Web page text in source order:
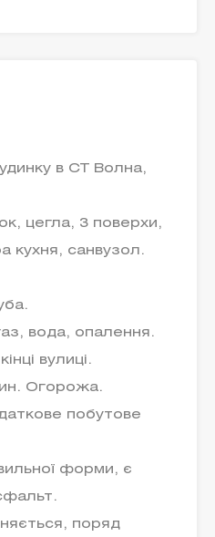
в СТ Волна,
цегла, 3 поверхи,
кухня, санвузол.
вода, опалення.
вулиці.
Огорожа.
побутове
форми, є
поряд